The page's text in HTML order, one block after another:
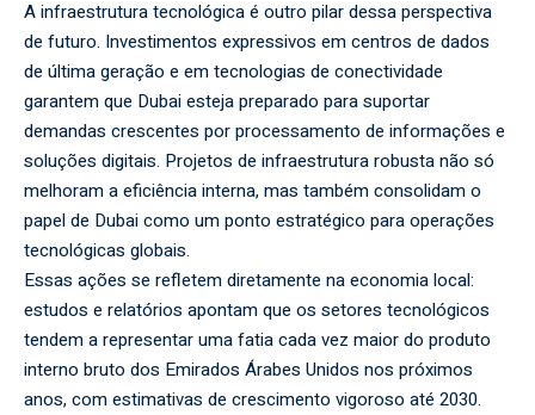
A infraestrutura tecnológica é outro pilar dessa perspectiva
de futuro. Investimentos expressivos em centros de dados
de última geração e em tecnologias de conectividade
garantem que Dubai esteja preparado para suportar
demandas crescentes por processamento de informações e
soluções digitais. Projetos de infraestrutura robusta não só
melhoram a eficiência interna, mas também consolidam o
papel de Dubai como um ponto estratégico para operações
tecnológicas globais.
Essas ações se refletem diretamente na economia local:
estudos e relatórios apontam que os setores tecnológicos
tendem a representar uma fatia cada vez maior do produto
interno bruto dos Emirados Árabes Unidos nos próximos
anos, com estimativas de crescimento vigoroso até 2030.